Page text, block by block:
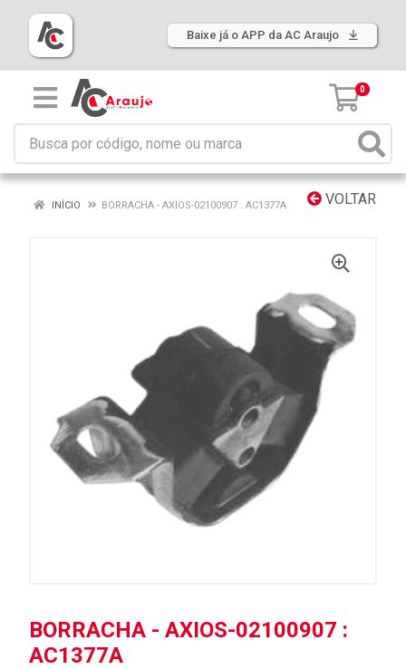
Baixe já o APP da AC Araujo
0
VOLTAR
INÍCIO BORRACHA - AXIOS-02100907 : AC1377A
BORRACHA - AXIOS-02100907 :
AC1377A